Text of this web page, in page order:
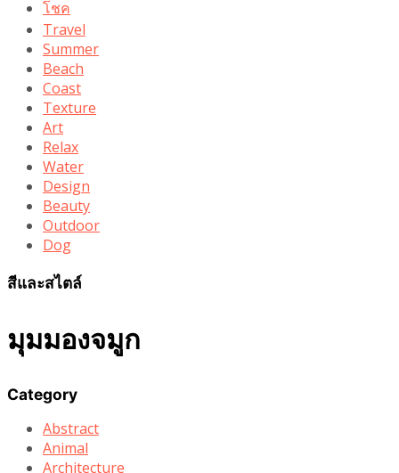
โชค
Travel
Summer
Beach
Coast
Texture
Art
Relax
Water
Design
Beauty
Outdoor
Dog
สีและสไตล์
มุมมองจมูก
Category
Abstract
Animal
Architecture